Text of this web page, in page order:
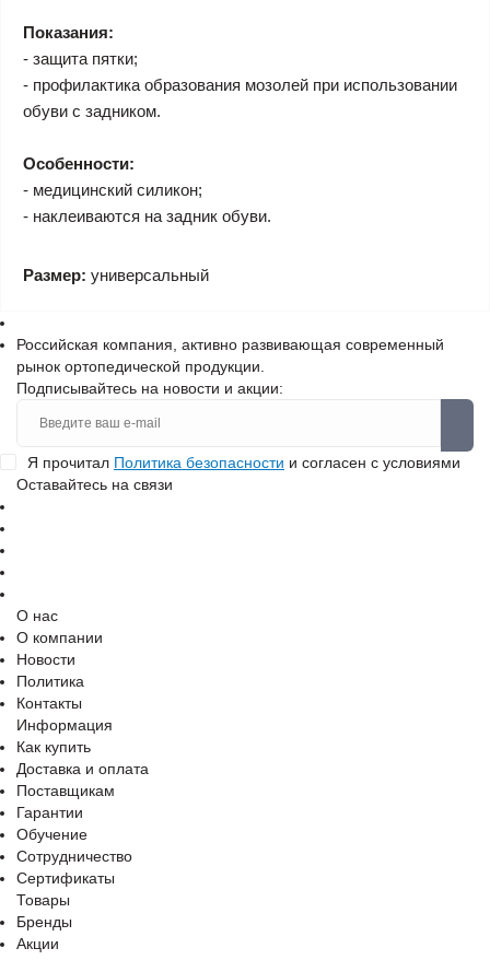
Показания:
- защита пятки;
- профилактика образования мозолей при использовании
обуви с задником.
Особенности:
- медицинский силикон;
- наклеиваются на задник обуви.
Размер: универсальный
Российская компания, активно развивающая современный
рынок ортопедической продукции.
Подписывайтесь на новости и акции:
Я прочитал Политика безопасности и согласен с условиями
Оставайтесь на связи
О нас
О компании
Новости
Политика
Контакты
Информация
Как купить
Доставка и оплата
Поставщикам
Гарантии
Обучение
Сотрудничество
Сертификаты
Товары
Бренды
Акции